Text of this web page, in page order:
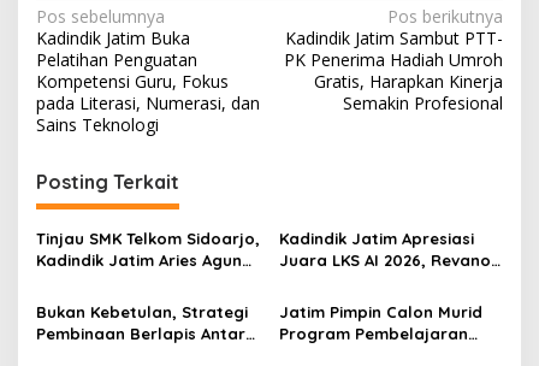
N
a
v
i
a
s
i
o
Pos sebelumnya
Kadindik Jatim Buka
Pelatihan Penguatan
Kompetensi Guru, Fokus
pada Literasi, Numerasi, dan
Sains Teknologi
Pos berikutnya
Kadindik Jatim Sambut PTT-
PK Penerima Hadiah Umroh
Gratis, Harapkan Kinerja
Semakin Profesional
Posting Terkait
Tinjau SMK Telkom Sidoarjo,
Kadindik Jatim Aries Agung
Representatif Tingkatkan
Kualitas Pembelajaran
Kadindik Jatim Apresiasi
Juara LKS AI 2026, Revano
dari Gubernur Khofifah
Bukan Kebetulan, Strategi
Pembinaan Berlapis Antar
Jatim Pimpin Calon Murid
Program Pembelajaran